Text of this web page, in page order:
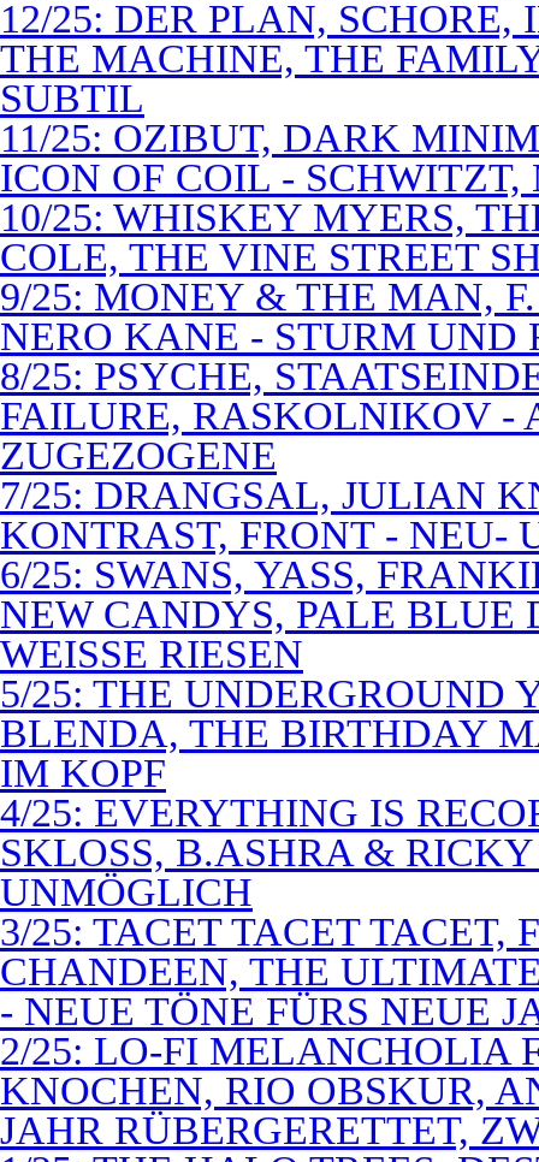
12/25: DER PLAN,
THE MACHINE, THE
SUBTIL
11/25: OZIBUT, DARK
ICON OF COIL -
10/25: WHISKEY MYERS,
COLE, THE VINE STREET
9/25: MONEY & THE MAN,
NERO KANE - STURM UND
8/25: PSYCHE,
FAILURE, RASKOLNIKOV -
ZUGEZOGENE
7/25: DRANGSAL, JULIAN
KONTRAST, FRONT - NEU-
6/25: SWANS, YASS,
NEW CANDYS, PALE BLUE
WEISSE RIESEN
5/25: THE UNDERGROUND
BLENDA, THE BIRTHDAY
IM KOPF
4/25: EVERYTHING IS
SKLOSS, B.ASHRA &
UNMÖGLICH
3/25: TACET TACET TACET,
CHANDEEN, THE
- NEUE TÖNE FÜRS NEUE
2/25: LO-FI MELANCHOLIA
KNOCHEN, RIO OBSKUR,
JAHR RÜBERGERETTET,